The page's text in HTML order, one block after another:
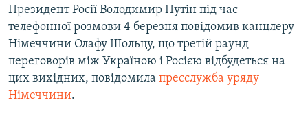
КТАТ
Президент Росії Володимир Путін під час
телефонної розмови 4 березня повідомив канцлеру
Німеччини Олафу Шольцу, що третій раунд
переговорів між Україною і Росією відбудеться на
цих вихідних, повідомила пресслужба уряду
Німеччини.